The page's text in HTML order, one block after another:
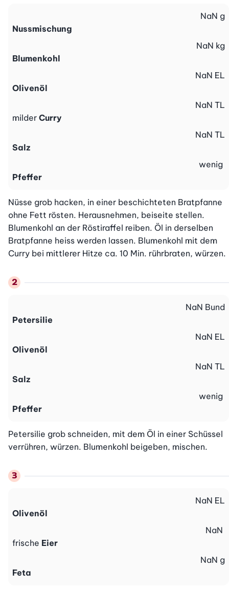
Nussmischung
NaN g
Blumenkohl
NaN kg
Olivenöl
NaN EL
milder Curry
NaN TL
Salz
NaN TL
Pfeffer
wenig
Nüsse grob hacken, in einer beschichteten Bratpfanne
ohne Fett rösten. Herausnehmen, beiseite stellen.
Blumenkohl an der Röstiraffel reiben. Öl in derselben
Bratpfanne heiss werden lassen. Blumenkohl mit dem
Curry bei mittlerer Hitze ca. 10 Min. rührbraten, würzen.
Petersilie
NaN Bund
Olivenöl
NaN EL
Salz
NaN TL
Pfeffer
wenig
Petersilie grob schneiden, mit dem Öl in einer Schüssel
verrühren, würzen. Blumenkohl beigeben, mischen.
Olivenöl
NaN EL
frische Eier
NaN
Feta
NaN g